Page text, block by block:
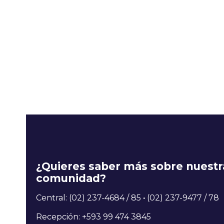
¿Quieres saber más sobre
comunidad?
Central: (02) 237-4684 / 85 · (02) 237-9477 / 78
Recepción: +593 99 474 3845